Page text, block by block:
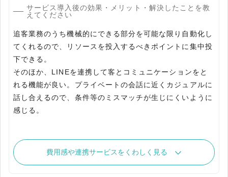
サービス導入後の効果・メリット・解決したことを教
えてください
追客業務のうち機械的にできる部分を可能な限り自動化し
てくれるので、リソースを投入するべきポイントに集中投
下できる。
そのほか、LINEを連携して客とコミュニケーションをと
れる機能が良い。プライベートの会話に近くカジュアルに
話し合えるので、条件等のミスマッチが生じにくいように
感じる。
費用感や連携サービスをくわしく見る